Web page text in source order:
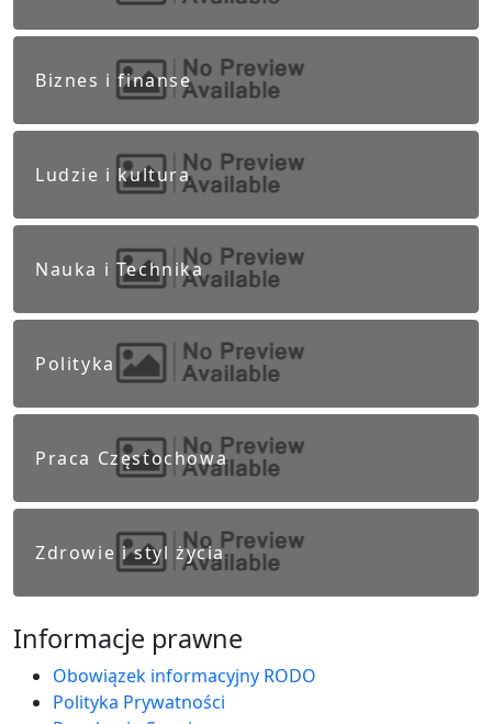
Biznes i finanse
Ludzie i kultura
Nauka i Technika
Polityka
Praca Częstochowa
Zdrowie i styl życia
Informacje prawne
Obowiązek informacyjny RODO
Polityka Prywatności